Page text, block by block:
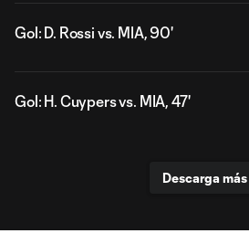
Gol: D. Rossi vs. MIA, 90'
Gol: H. Cuypers vs. MIA, 47'
Descarga más